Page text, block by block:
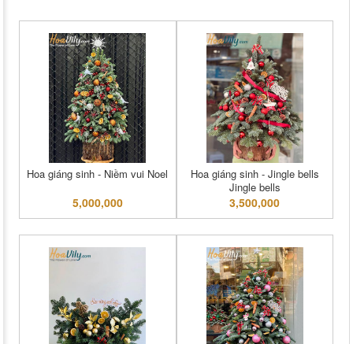
Hoa giáng sinh - Niềm vui Noel
5,000,000
Hoa giáng sinh - Jingle bells
Jingle bells
3,500,000